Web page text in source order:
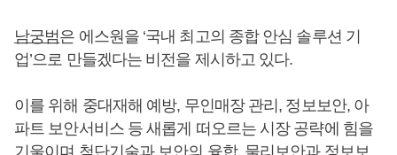
남궁범은 에스원을 ‘국내 최고의 종합 안심 솔루션 기
업’으로 만들겠다는 비전을 제시하고 있다.
이를 위해 중대재해 예방, 무인매장 관리, 정보보안, 아
파트 보안서비스 등 새롭게 떠오르는 시장 공략에 힘을
기울이며 첨단기술과 보안의 융합, 물리보안과 정보보